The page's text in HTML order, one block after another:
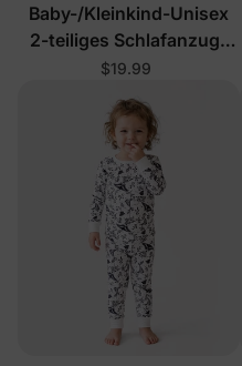
Baby-/Kleinkind-Unisex
2-teiliges Schlafanzug-
Set mit wilden
$19.99